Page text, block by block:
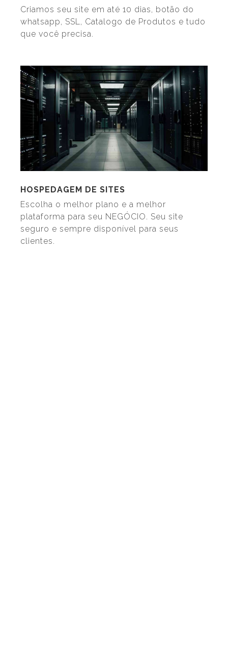
Criamos seu site em até 10 dias, botão do
whatsapp, SSL, Catalogo de Produtos e tudo
que você precisa.
HOSPEDAGEM DE SITES
Escolha o melhor plano e a melhor
plataforma para seu NEGÓCIO. Seu site
seguro e sempre disponível para seus
clientes.